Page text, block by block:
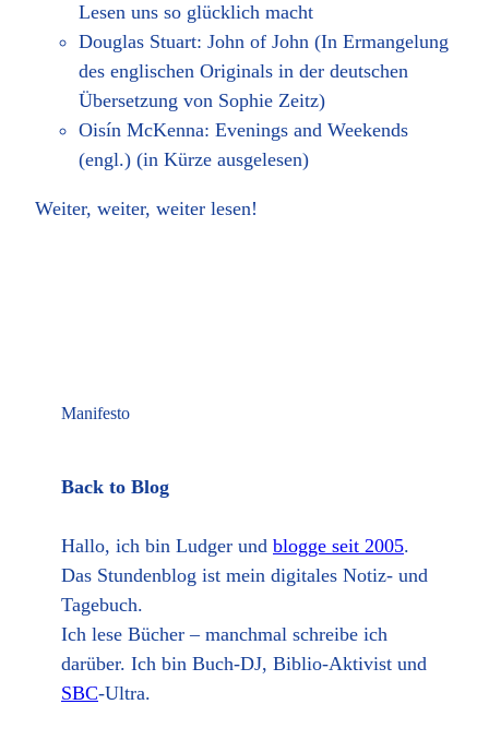
Lesen uns so glücklich macht
Douglas Stuart: John of John (In Ermangelung
des englischen Originals in der deutschen
Übersetzung von Sophie Zeitz)
Oisín McKenna: Evenings and Weekends
(engl.) (in Kürze ausgelesen)
Weiter, weiter, weiter lesen!
Manifesto
Back to Blog
Hallo, ich bin Ludger und blogge seit 2005.
Das Stundenblog ist mein digitales Notiz- und
Tagebuch.
Ich lese Bücher – manchmal schreibe ich
darüber. Ich bin Buch-DJ, Biblio-Aktivist und
SBC-Ultra.